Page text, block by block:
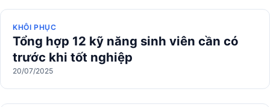
KHÔI PHỤC
Tổng hợp 12 kỹ năng sinh viên cần có
trước khi tốt nghiệp
20/07/2025